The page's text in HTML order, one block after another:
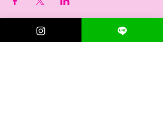
お問い合わせ Instagram